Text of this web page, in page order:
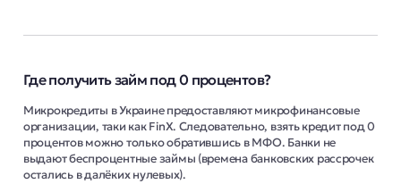
Где получить займ под 0 процентов?
Микрокредиты в Украине предоставляют микрофинансовые
организации, таки как FinX. Следовательно, взять кредит под 0
процентов можно только обратившись в МФО. Банки не
выдают беспроцентные займы (времена банковских рассрочек
остались в далёких нулевых).